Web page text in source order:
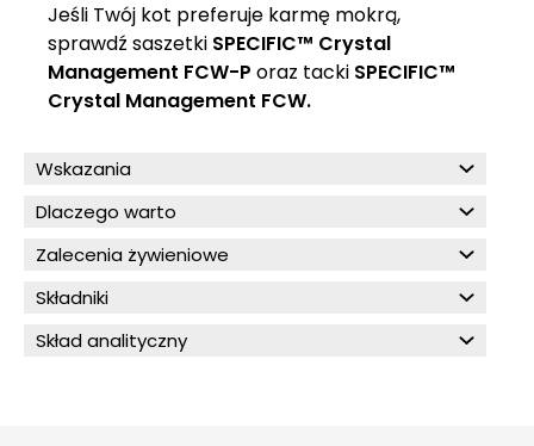
Jeśli Twój kot preferuje karmę mokrą,
sprawdź saszetki SPECIFIC™ Crystal
Management FCW-P oraz tacki SPECIFIC™
Crystal Management FCW.
Wskazania
Dlaczego warto
Zalecenia żywieniowe
Składniki
Skład analityczny